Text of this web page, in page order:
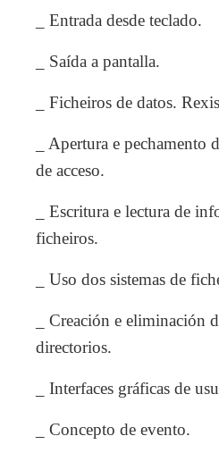
_ Entrada desde teclado.
_ Saída a pantalla.
_ Ficheiros de datos.
_ Apertura e
de acceso.
_ Escritura e lectura de
ficheiros.
_ Uso dos sistemas de
_ Creación e eliminación
directorios.
_ Interfaces gráficas de
_ Concepto de evento.